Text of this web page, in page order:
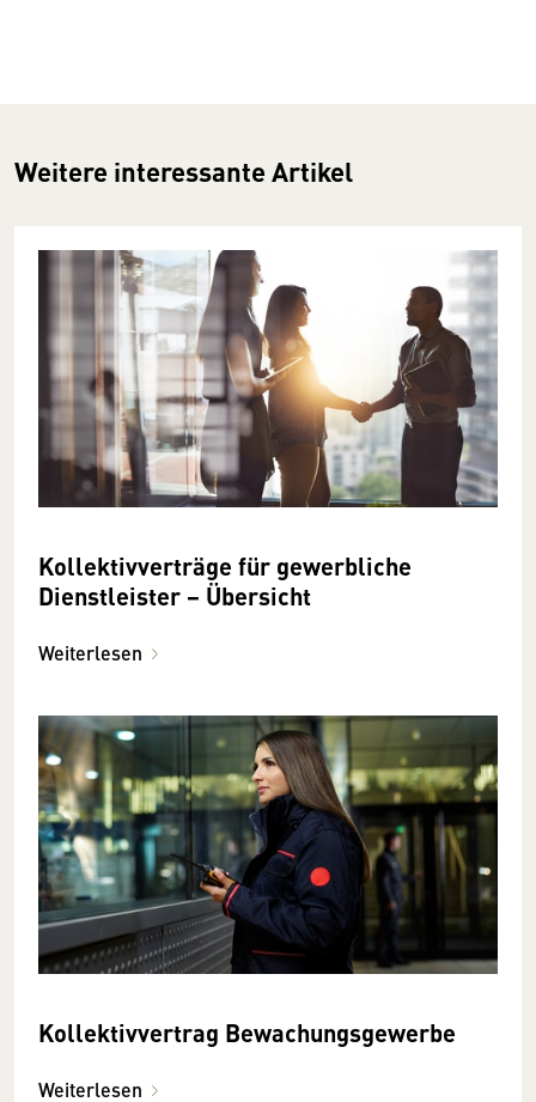
Weitere interessante Artikel
Kollektivverträge für gewerbliche
Dienstleister − Übersicht
Weiterlesen
Kollektivvertrag Bewachungsgewerbe
Weiterlesen